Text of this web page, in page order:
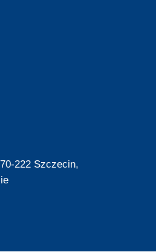
222 Szczecin,